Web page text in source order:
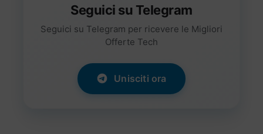
Seguici su Telegram
Seguici su Telegram per ricevere le Migliori
Offerte Tech
Unisciti ora